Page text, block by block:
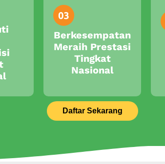
Berkesempatan
Meraih Prestasi
Tingkat
Nasional
Daftar Sekarang